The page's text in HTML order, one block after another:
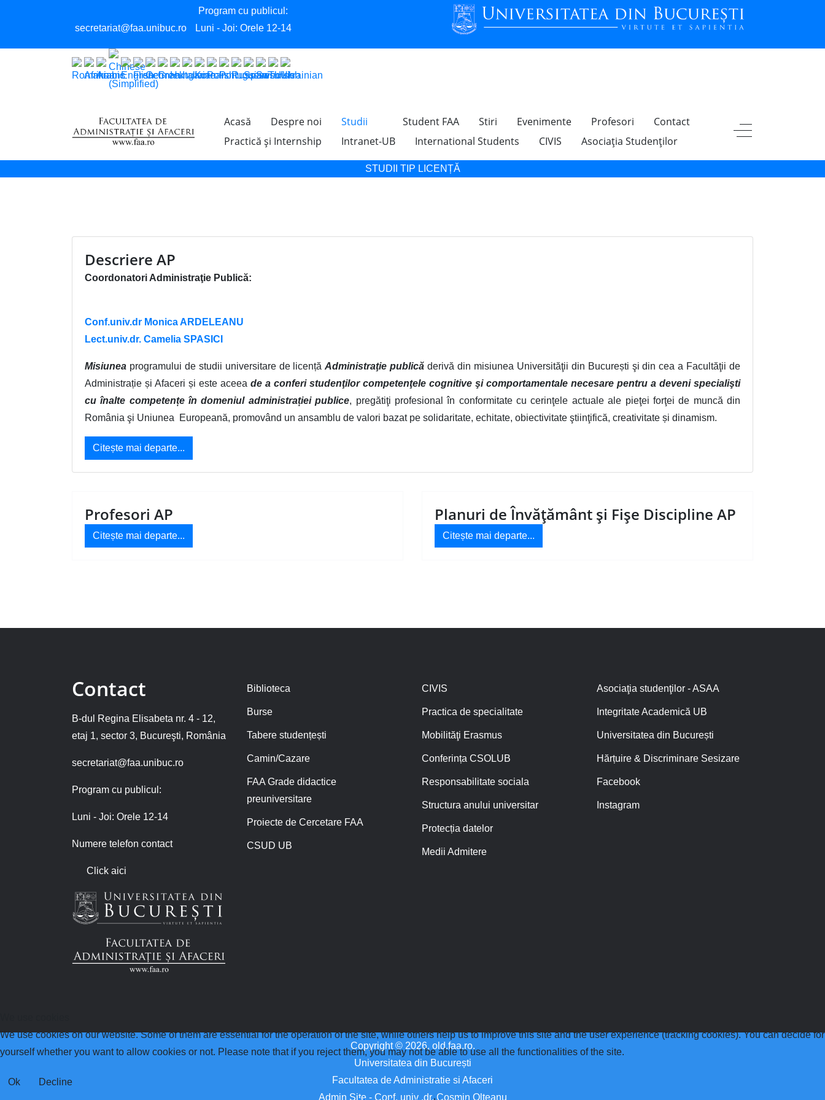
secretariat@faa.unibuc.ro
Program cu publicul:
Luni - Joi: Orele 12-14
Acasă Despre noi Studii Student FAA Stiri Evenimente Profesori
Contact
Practică și Internship
Intranet-UB International Students CIVIS Asociația Studenților
STUDII TIP LICENȚĂ
Descriere AP
Coordonatori Administraţie Publică:
Conf.univ.dr Monica ARDELEANU
Lect.univ.dr. Camelia SPASICI
Misiunea programului de studii universitare de licențăAdministraţie publică derivă din misiunea Universităţii din București şi din cea a Facultăţii de
Administrație și Afaceri și este aceea de a conferi studenţilor competenţele cognitive şi comportamentale necesare pentru a deveni specialişti
cu înalte competențe în domeniul administrației publice, pregătiţi profesional în conformitate cu cerinţele actuale ale pieţei forţei de muncă din
România şi Uniunea Europeană, promovând un ansamblu de valori bazat pe solidaritate, echitate, obiectivitate ştiinţifică, creativitate și dinamism.
Citește mai departe...
Profesori AP
Citește mai departe...
Planuri de Învăţământ şi Fişe Discipline AP
Citește mai departe...
Contact
B-dul Regina Elisabeta nr. 4 - 12,
etaj 1, sector 3, Bucureşti, România
secretariat@faa.unibuc.ro
Program cu publicul:
Luni - Joi: Orele 12-14
Numere telefon contact
Click aici
Biblioteca
Burse
Tabere studențești
Camin/Cazare
FAA Grade didactice
preuniversitare
Proiecte de Cercetare FAA
CSUD UB
CIVIS
Practica de specialitate
Mobilităţi Erasmus
Conferința CSOLUB
Responsabilitate sociala
Structura anului universitar
Protecția datelor
Medii Admitere
Asociaţia studenţilor - ASAA
Integritate Academică UB
Universitatea din București
Hărțuire & Discriminare Sesizare
Facebook
Instagram
Copyright © 2026, old.faa.ro.
Universitatea din București
Facultatea de Administratie si Afaceri
Admin Site - Conf. univ .dr. Cosmin Olteanu
We use cookies on our website. Some of them are essential for the operation of the site, while others help us to improve this site and the user experience (tracking cookies). You can decide for
yourself whether you want to allow cookies or not. Please note that if you reject them, you may not be able to use all the functionalities of the site.
Ok
Decline